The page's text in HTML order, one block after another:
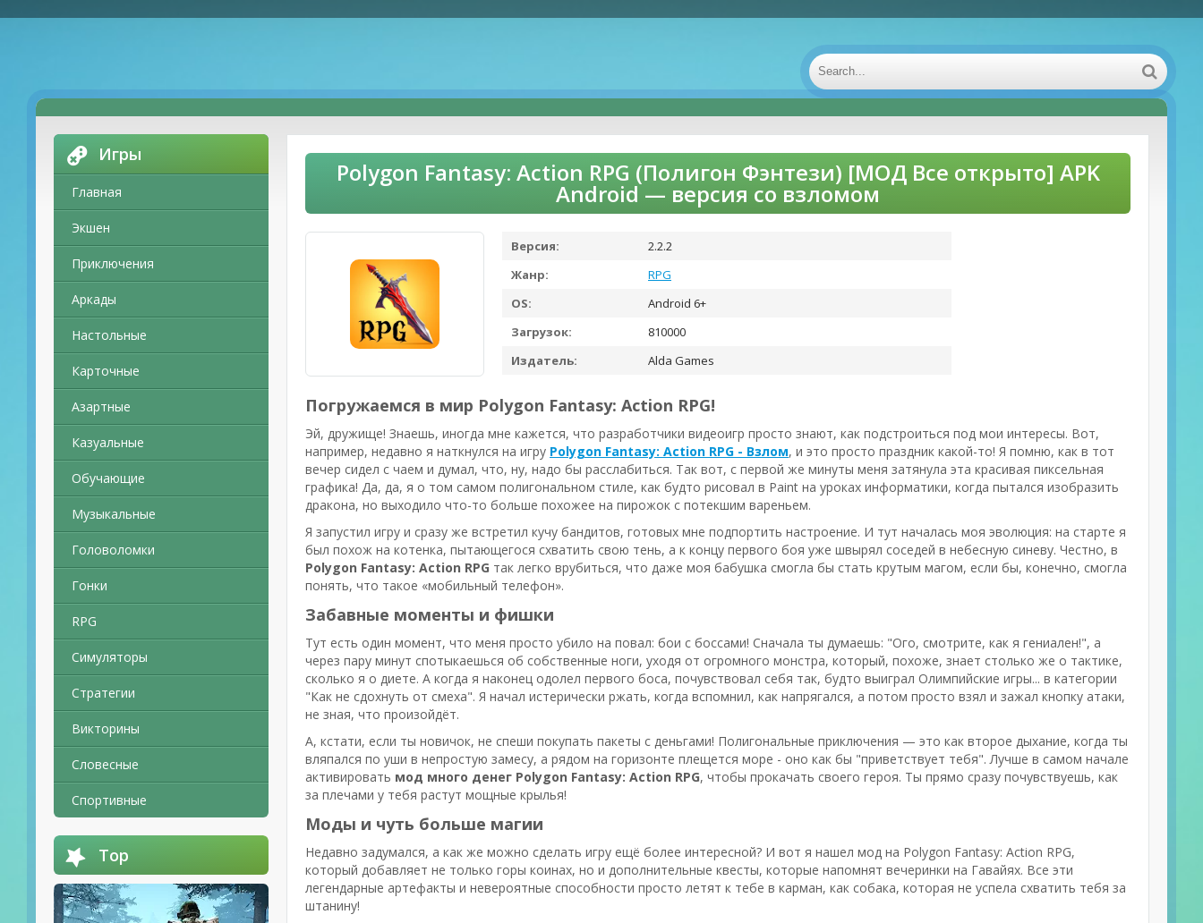
Игры
Главная
Экшен
Приключения
Аркады
Настольные
Карточные
Азартные
Казуальные
Обучающие
Музыкальные
Головоломки
Гонки
RPG
Симуляторы
Стратегии
Викторины
Словесные
Спортивные
Top
Polygon Fantasy: Action RPG (Полигон Фэнтези) [МОД Все открыто] APK
Android — версия со взломом
Версия:
2.2.2
Жанр:
RPG
OS:
Android 6+
Загрузок:
810000
Издатель:
Alda Games
Погружаемся в мир Polygon Fantasy: Action RPG!
Эй, дружище! Знаешь, иногда мне кажется, что разработчики видеоигр просто знают, как подстроиться под мои интересы. Вот,
например, недавно я наткнулся на игру Polygon Fantasy: Action RPG - Взлом, и это просто праздник какой-то! Я помню, как в тот
вечер сидел с чаем и думал, что, ну, надо бы расслабиться. Так вот, с первой же минуты меня затянула эта красивая пиксельная
графика! Да, да, я о том самом полигональном стиле, как будто рисовал в Paint на уроках информатики, когда пытался изобразить
дракона, но выходило что-то больше похожее на пирожок с потекшим вареньем.
Я запустил игру и сразу же встретил кучу бандитов, готовых мне подпортить настроение. И тут началась моя эволюция: на старте я
был похож на котенка, пытающегося схватить свою тень, а к концу первого боя уже швырял соседей в небесную синеву. Честно, в
Polygon Fantasy: Action RPG так легко врубиться, что даже моя бабушка смогла бы стать крутым магом, если бы, конечно, смогла
понять, что такое «мобильный телефон».
Забавные моменты и фишки
Тут есть один момент, что меня просто убило на повал: бои с боссами! Сначала ты думаешь: "Ого, смотрите, как я гениален!", а
через пару минут спотыкаешься об собственные ноги, уходя от огромного монстра, который, похоже, знает столько же о тактике,
сколько я о диете. А когда я наконец одолел первого боса, почувствовал себя так, будто выиграл Олимпийские игры... в категории
"Как не сдохнуть от смеха". Я начал истерически ржать, когда вспомнил, как напрягался, а потом просто взял и зажал кнопку атаки,
не зная, что произойдёт.
А, кстати, если ты новичок, не спеши покупать пакеты с деньгами! Полигональные приключения — это как второе дыхание, когда ты
вляпался по уши в непростую замесу, а рядом на горизонте плещется море - оно как бы "приветствует тебя". Лучше в самом начале
активировать мод много денег Polygon Fantasy: Action RPG, чтобы прокачать своего героя. Ты прямо сразу почувствуешь, как
за плечами у тебя растут мощные крылья!
Моды и чуть больше магии
Недавно задумался, а как же можно сделать игру ещё более интересной? И вот я нашел мод на Polygon Fantasy: Action RPG,
который добавляет не только горы коинах, но и дополнительные квесты, которые напомнят вечеринки на Гавайях. Все эти
легендарные артефакты и невероятные способности просто летят к тебе в карман, как собака, которая не успела схватить тебя за
штанину!